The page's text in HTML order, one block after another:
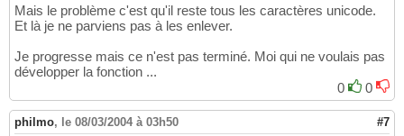
14
15
17
18
20
21
}
}
    temp = temp.replace
('Ý', 'Y');
    temp = temp.replaceAll
"Ò | Ó | Ô | Õ |
    temp = temp.replaceAll
("Ì | Í | Î | Ï",
    temp = temp.replaceAll
"È | É | Ê | Ë",
Mais le problème c'est qu'il reste tous les caractères unicode.
Et là je ne parviens pas à les enlever.
Je progresse mais ce n'est pas terminé. Moi qui ne voulais pas
développer la fonction ...
0
0
philmo, le 08/03/2004 à 03h50 #7